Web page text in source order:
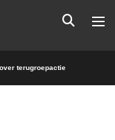
terugroepactie